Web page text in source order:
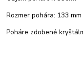
Rozmer pohára: 133
Poháre zdobené